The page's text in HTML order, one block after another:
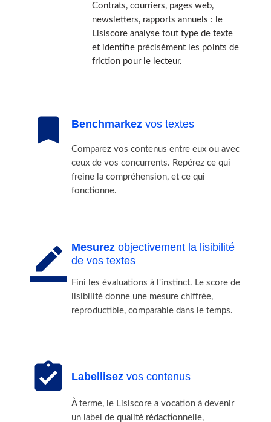
Contrats, courriers, pages web,
newsletters, rapports annuels : le
Lisiscore analyse tout type de texte
et identifie précisément les points de
friction pour le lecteur.
bookmark Benchmarkezvos textes
Comparez vos contenus entre eux ou avec
ceux de vos concurrents. Repérez ce qui
freine la compréhension, et ce qui
fonctionne.
border_color Mesurezobjectivement la lisibilité
de vos textes
Fini les évaluations à l'instinct. Le score de
lisibilité donne une mesure chiffrée,
reproductible, comparable dans le temps.
assignment_turned_in Labellisezvos contenus
À terme, le Lisiscore a vocation à devenir
un label de qualité rédactionnelle,